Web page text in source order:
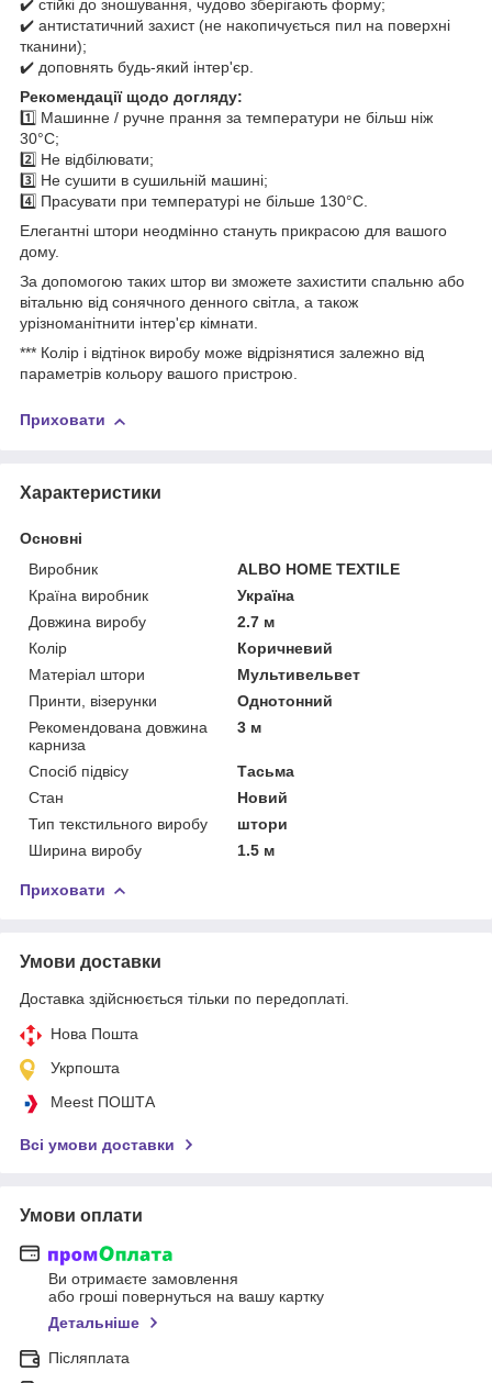
✔️ стійкі до зношування, чудово зберігають форму;
✔️ антистатичний захист (не накопичується пил на поверхні
тканини);
✔️ доповнять будь-який інтер'єр.
Рекомендації щодо догляду:
1️⃣ Машинне / ручне прання за температури не більш ніж
30°C;
2️⃣ Не відбілювати;
3️⃣ Не сушити в сушильній машині;
4️⃣ Прасувати при температурі не більше 130°C.
Елегантні штори неодмінно стануть прикрасою для вашого
дому.
За допомогою таких штор ви зможете захистити спальню або
вітальню від сонячного денного світла, а також
урізноманітнити інтер'єр кімнати.
*** Колір і відтінок виробу може відрізнятися залежно від
параметрів кольору вашого пристрою.
Приховати
Характеристики
Основні
Виробник
ALBO HOME TEXTILE
Країна виробник
Україна
Довжина виробу
2.7 м
Колір
Коричневий
Матеріал штори
Мультивельвет
Принти, візерунки
Однотонний
Рекомендована довжина
карниза
3 м
Спосіб підвісу
Тасьма
Стан
Новий
Тип текстильного виробу
штори
Ширина виробу
1.5 м
Приховати
Умови доставки
Доставка здійснюється тільки по передоплаті.
Нова Пошта
Укрпошта
Meest ПОШТА
Всі умови доставки
Умови оплати
Ви отримаєте замовлення
або гроші повернуться на вашу картку
Детальніше
Післяплата